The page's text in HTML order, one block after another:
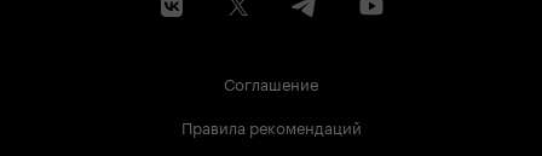
Соглашение
Правила рекомендаций